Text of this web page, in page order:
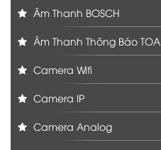
Âm Thanh BOSCH
Âm Thanh Thông Báo TOA
Camera Wifi
Camera IP
Camera Analog